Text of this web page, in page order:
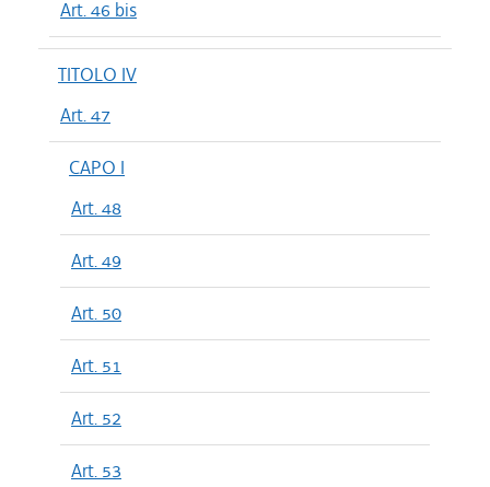
Art. 46 bis
TITOLO IV
Art. 47
CAPO I
Art. 48
Art. 49
Art. 50
Art. 51
Art. 52
Art. 53